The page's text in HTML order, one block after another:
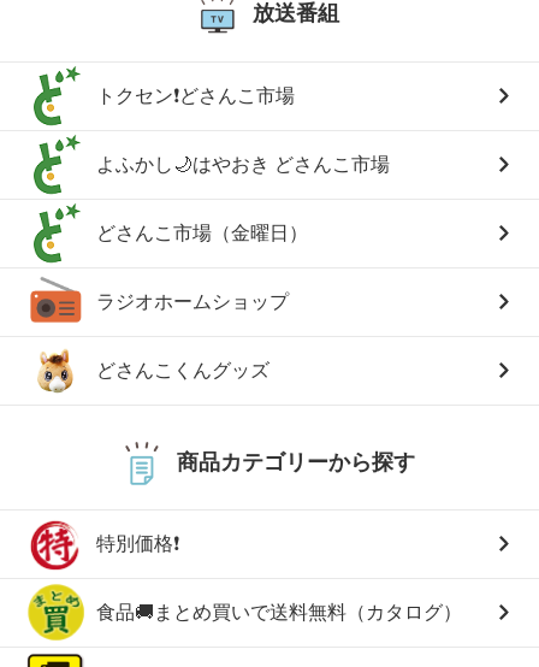
放送番組
トクセン❗どさんこ市場
よふかし🌙はやおき どさんこ市場
どさんこ市場（金曜日）
ラジオホームショップ
どさんこくんグッズ
商品カテゴリーから探す
特別価格❗
食品🚚まとめ買いで送料無料（カタログ）